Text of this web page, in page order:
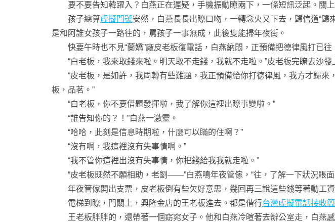
要不要告知韓躍入？白燕正在遲疑，手機振動瞭兩下，一條短訊泛起。關
孩子總算虛擬門號安然，白燕長長出瞭口吻，一轉念火又下去，歸信道“
是和阿誰女孩子一路往的，罵孩子一事無成，此後隻能掃年夜街。
快要午時也不見“蘭嬌”廠皮老板復電話，白燕納悶，正預備把德律風打已往
“白老板，我來取錢來啦。明天取不走錢，我就不走啦。”皮老板完瞭去沙發
“皮老板，是如許，我周轉有些難題，我正預備給你打德律風，我方才歸
板，品茗。”
“白老板，你不要借題發揮啦，我了解你這裡出瞭事變啦。”
“誰告知你的？！”白燕一激靈。
“哈哈，此刻是信息時期啦，什麼可以瞞的住啊？”
“沒有啊，我這裡沒有失事情啊。”
“我不管你這裡出沒有失事情，你把錢給我我就走啦。”
“皮老板既然不願相助，老劉——”白燕鳴年夜管傢，“往，了解一下狀況賬面
年夜管傢開出支票，皮老板倒有些欠好意思，幾回再三說這些錢等著動工
電梯到瞭，門關上，興隆金店的王老板進去。都是偕行台灣虛擬電話接收
王老板胖胖的，還帶著一個窈窕女子。他和白燕冷暄著去辦公室走，白燕感